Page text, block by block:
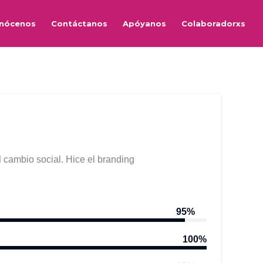
Contáctanos Apóyanos Colaboradorxs
social. Hice el branding
95%
100%